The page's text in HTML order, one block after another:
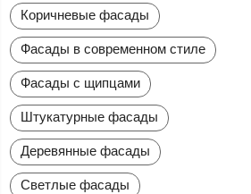
Коричневые фасады
Фасады в современном стиле
Фасады с щипцами
Штукатурные фасады
Деревянные фасады
Светлые фасады